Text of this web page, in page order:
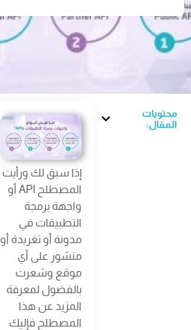
محتويات
المقال:
إذا سبق لك ورأيت
المصطلح API أو
واجهة برمجة
التطبيقات في
مدونة أو تغريدة أو
منشور على أي
موقع وشعرت
بالفضول لمعرفة
المزيد عن هذا
المصطلح فإليك